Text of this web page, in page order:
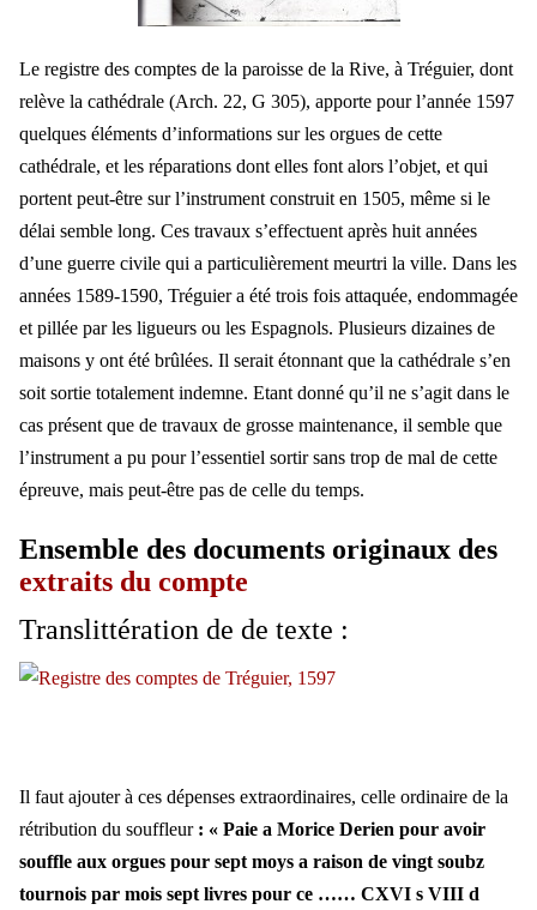
Le registre des comptes de la paroisse de la Rive, à Tréguier, dont
relève la cathédrale (Arch. 22, G 305), apporte pour l’année 1597
quelques éléments d’informations sur les orgues de cette
cathédrale, et les réparations dont elles font alors l’objet, et qui
portent peut-être sur l’instrument construit en 1505, même si le
délai semble long. Ces travaux s’effectuent après huit années
d’une guerre civile qui a particulièrement meurtri la ville. Dans les
années 1589-1590, Tréguier a été trois fois attaquée, endommagée
et pillée par les ligueurs ou les Espagnols. Plusieurs dizaines de
maisons y ont été brûlées. Il serait étonnant que la cathédrale s’en
soit sortie totalement indemne. Etant donné qu’il ne s’agit dans le
cas présent que de travaux de grosse maintenance, il semble que
l’instrument a pu pour l’essentiel sortir sans trop de mal de cette
épreuve, mais peut-être pas de celle du temps.
Ensemble des documents originaux des
extraits du compte
Translittération de de texte :
Il faut ajouter à ces dépenses extraordinaires, celle ordinaire de la
rétribution du souffleur : « Paie a Morice Derien pour avoir
souffle aux orgues pour sept moys a raison de vingt soubz
tournois par mois sept livres pour ce …… CXVI s VIII d